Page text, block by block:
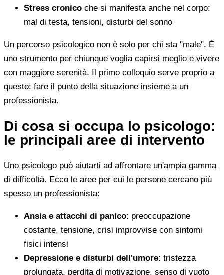
Stress cronico che si manifesta anche nel corpo:
mal di testa, tensioni, disturbi del sonno
Un percorso psicologico non è solo per chi sta "male". È
uno strumento per chiunque voglia capirsi meglio e vivere
con maggiore serenità. Il primo colloquio serve proprio a
questo: fare il punto della situazione insieme a un
professionista.
Di cosa si occupa lo psicologo:
le principali aree di intervento
Uno psicologo può aiutarti ad affrontare un'ampia gamma
di difficoltà. Ecco le aree per cui le persone cercano più
spesso un professionista:
Ansia e attacchi di panico: preoccupazione
costante, tensione, crisi improvvise con sintomi
fisici intensi
Depressione e disturbi dell'umore: tristezza
prolungata, perdita di motivazione, senso di vuoto